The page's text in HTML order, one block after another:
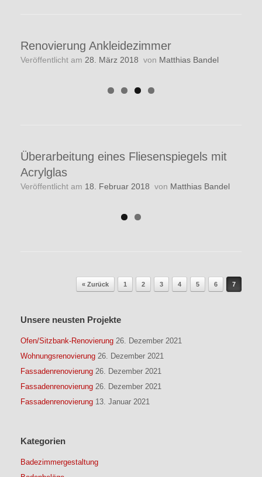
Renovierung Ankleidezimmer
Veröffentlicht am 28. März 2018 von Matthias Bandel
Überarbeitung eines Fliesenspiegels mit
Acrylglas
Veröffentlicht am 18. Februar 2018 von Matthias Bandel
Beitragsnavigation« Zurück 1 2 3 4 5 6 7
Unsere neusten Projekte
Ofen/Sitzbank-Renovierung 26. Dezember 2021
Wohnungsrenovierung 26. Dezember 2021
Fassadenrenovierung 26. Dezember 2021
Fassadenrenovierung 26. Dezember 2021
Fassadenrenovierung 13. Januar 2021
Kategorien
Badezimmergestaltung